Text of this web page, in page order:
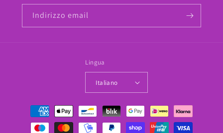
Indirizzo email
Lingua
Italiano
Metodi